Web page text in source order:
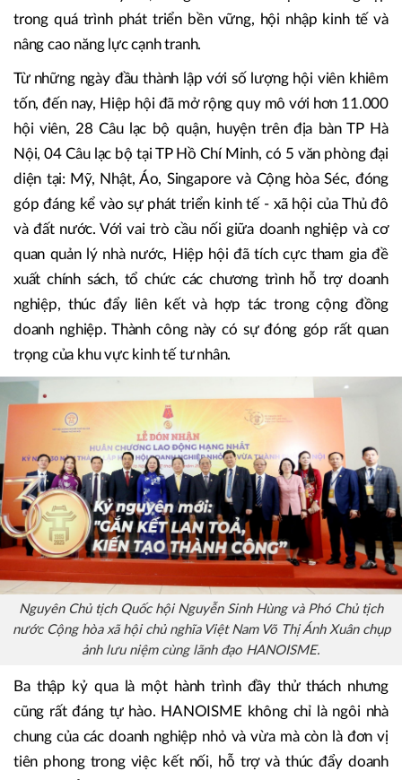
nghiệp các tỉnh, thành phố trên cả nước và các doanh
nghiệp thành viên HANOISME.
nghiệp nhỏ và vừa Thành phố Hà Nội (HANOISME) đã trở
thành tổ chức uy tín, đồng hành và hỗ trợ doanh nghiệp
trong quá trình phát triển bền vững, hội nhập kinh tế và
nâng cao năng lực cạnh tranh.
Từ những ngày đầu thành lập với số lượng hội viên khiêm
tốn, đến nay, Hiệp hội đã mở rộng quy mô với hơn 11.000
hội viên, 28 Câu lạc bộ quận, huyện trên địa bàn TP Hà
Nội, 04 Câu lạc bộ tại TP Hồ Chí Minh, có 5 văn phòng đại
diện tại: Mỹ, Nhật, Áo, Singapore và Cộng hòa Séc, đóng
góp đáng kể vào sự phát triển kinh tế - xã hội của Thủ đô
và đất nước. Với vai trò cầu nối giữa doanh nghiệp và cơ
quan quản lý nhà nước, Hiệp hội đã tích cực tham gia đề
xuất chính sách, tổ chức các chương trình hỗ trợ doanh
nghiệp, thúc đẩy liên kết và hợp tác trong cộng đồng
doanh nghiệp. Thành công này có sự đóng góp rất quan
trọng của khu vực kinh tế tư nhân.
Nguyên Chủ tịch Quốc hội Nguyễn Sinh Hùng và Phó Chủ tịch
nước Cộng hòa xã hội chủ nghĩa Việt Nam Võ Thị Ánh Xuân chụp
ảnh lưu niệm cùng lãnh đạo HANOISME.